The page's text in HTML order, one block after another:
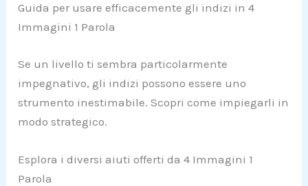
Guida per usare efficacemente gli indizi in 4
Immagini 1 Parola
Se un livello ti sembra particolarmente
impegnativo, gli indizi possono essere uno
strumento inestimabile. Scopri come impiegarli in
modo strategico.
Esplora i diversi aiuti offerti da 4 Immagini 1
Parola